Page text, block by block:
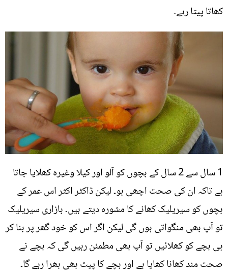
کھاتا پیتا رہے۔
1 سال سے 2 سال کے بچوں کو آلو اور کیلا وغیرہ کھلایا جاتا
ہے تاکہ ان کی صحت اچھی ہو۔ لیکن ڈاکٹر اکثر اس عمر کے
بچوں کو سیریلیک کھانے کا مشورہ دیتے ہیں۔ بازاری سیریلیک
تو آپ بھی منگواتی ہوں گی لیکن اگر اس کو خود گھر پر بنا کر
ہی بچے کو کھلائیں تو آپ بھی مطمئن رہیں گی کہ بچے نے
صحت مند کھانا کھایا ہے اور بچے کا پیٹ بھی بھرا رہے گا۔